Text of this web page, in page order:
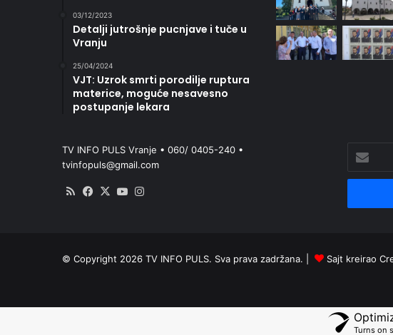
03/12/2023
Detalji jutrošnje pucnjave i tuče u
Vranju
25/04/2024
VJT: Uzrok smrti porodilje ruptura
materice, moguće nesavesno
postupanje lekara
TV INFO PULS Vranje • 060/ 0405-240 •
tvinfopuls@gmail.com
RSS Facebook
X YouTube
your
Email
© Copyright 2026 TV INFO PULS. Sva prava zadržana. | Sajt kreirao
Turns on